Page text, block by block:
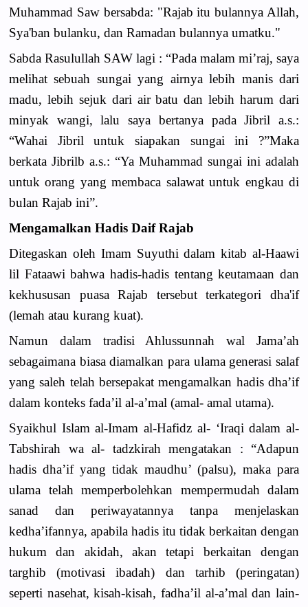
Muhammad Saw bersabda: "Rajab itu bulannya Allah,
Sya'ban bulanku, dan Ramadan bulannya umatku."
Sabda Rasulullah SAW lagi : “Pada malam mi’raj, saya
melihat sebuah sungai yang airnya lebih manis dari
madu, lebih sejuk dari air batu dan lebih harum dari
minyak wangi, lalu saya bertanya pada Jibril a.s.:
“Wahai Jibril untuk siapakan sungai ini ?”Maka
berkata Jibrilb a.s.: “Ya Muhammad sungai ini adalah
untuk orang yang membaca salawat untuk engkau di
bulan Rajab ini”.
Mengamalkan Hadis Daif Rajab
Ditegaskan oleh Imam Suyuthi dalam kitab al-Haawi
lil Fataawi bahwa hadis-hadis tentang keutamaan dan
kekhususan puasa Rajab tersebut terkategori dha'if
(lemah atau kurang kuat).
Namun dalam tradisi Ahlussunnah wal Jama’ah
sebagaimana biasa diamalkan para ulama generasi salaf
yang saleh telah bersepakat mengamalkan hadis dha’if
dalam konteks fada’il al-a’mal (amal- amal utama).
Syaikhul Islam al-Imam al-Hafidz al- ‘Iraqi dalam al-
Tabshirah wa al- tadzkirah mengatakan : “Adapun
hadis dha’if yang tidak maudhu’ (palsu), maka para
ulama telah memperbolehkan mempermudah dalam
sanad dan periwayatannya tanpa menjelaskan
kedha’ifannya, apabila hadis itu tidak berkaitan dengan
hukum dan akidah, akan tetapi berkaitan dengan
targhib (motivasi ibadah) dan tarhib (peringatan)
seperti nasehat, kisah-kisah, fadha’il al-a’mal dan lain-